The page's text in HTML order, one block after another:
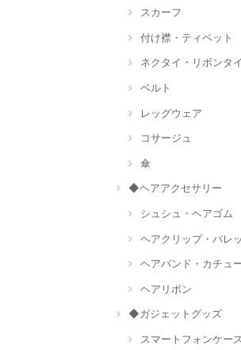
スカーフ
付け襟・ティペット
ネクタイ・リボンタイ
ベルト
レッグウェア
コサージュ
傘
◆ヘアアクセサリー
シュシュ・ヘアゴム
ヘアクリップ・バレ
ヘアバンド・カチュ
ヘアリボン
◆ガジェットグッズ
スマートフォンケース